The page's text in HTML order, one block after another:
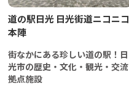
道の駅日光 日光街道ニコニコ
本陣
街なかにある珍しい道の駅！日
光市の歴史・文化・観光・交流
拠点施設